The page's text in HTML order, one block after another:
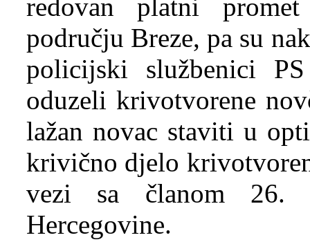
redovan platni
području Breze, pa su
policijski službenici
oduzeli krivotvorene
lažan novac staviti u
krivično djelo
vezi sa članom 26.
Hercegovine.